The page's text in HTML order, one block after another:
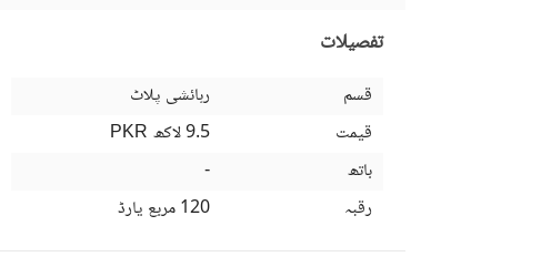
تفصیلات
قسم
رہائشی پلاٹ
قیمت
PKR
9.5 لاکھ
باتھ
-
رقبہ
120 مربع یارڈ